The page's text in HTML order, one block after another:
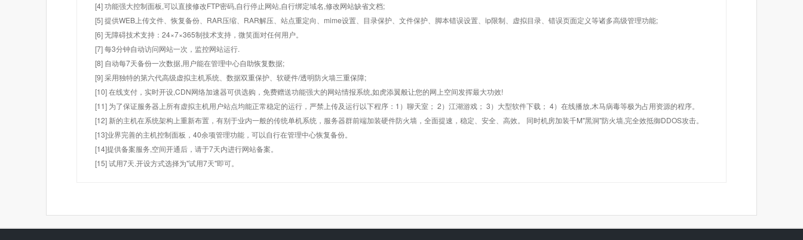
[4] 功能强大控制面板,可以直接修改FTP密码,自行停止网站,自行绑定域名,修改网站缺省文档;
[5] 提供WEB上传文件、恢复备份、RAR压缩、RAR解压、站点重定向、mime设置、目录保护、文件保护、脚本错误设置、ip限制、虚拟目录、错误页面定义等诸多高级管理功能;
[6] 无障碍技术支持：24×7×365制技术支持，微笑面对任何用户。
[7] 每3分钟自动访问网站一次，监控网站运行.
[8] 自动每7天备份一次数据,用户能在管理中心自助恢复数据;
[9] 采用独特的第六代高级虚拟主机系统、数据双重保护、软硬件/透明防火墙三重保障;
[10] 在线支付，实时开设,CDN网络加速器可供选购，免费赠送功能强大的网站情报系统,如虎添翼般让您的网上空间发挥最大功效!
[11] 为了保证服务器上所有虚拟主机用户站点均能正常稳定的运行，严禁上传及运行以下程序：1）聊天室； 2）江湖游戏； 3）大型软件下载； 4）在线播放,木马病毒等极为占用资源的程序。
[12] 新的主机在系统架构上重新布置，有别于业内一般的传统单机系统，服务器群前端加装硬件防火墙，全面提速，稳定、安全、高效。 同时机房加装千M"黑洞"防火墙,完全效抵御DDOS攻击。
[13]业界完善的主机控制面板，40余项管理功能，可以自行在管理中心恢复备份。
[14]提供备案服务,空间开通后，请于7天内进行网站备案。
[15] 试用7天.开设方式选择为"试用7天"即可。